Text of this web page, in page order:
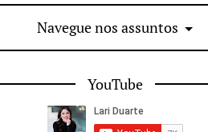
Navegue nos assuntos
YouTube